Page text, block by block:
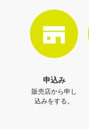
申込み
販売店から申し
込みをする。